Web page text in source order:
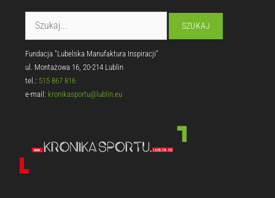
Fundacja "Lubelska Manufaktura Inspiracji"
ul. Montażowa 16, 20-214 Lublin
tel.: 515 867 816
e-mail: kronikasportu@lublin.eu